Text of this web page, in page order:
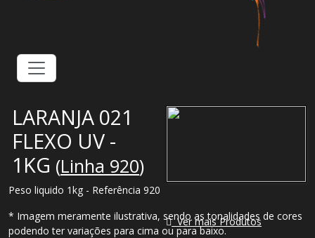
LARANJA 021
FLEXO UV -
1KG (Linha 920)
Ver mais Produtos
Peso liquido 1kg - Referência 920
* Imagem meramente ilustrativa, sendo as tonalidades de cores
podendo ter variações para cima ou para baixo.